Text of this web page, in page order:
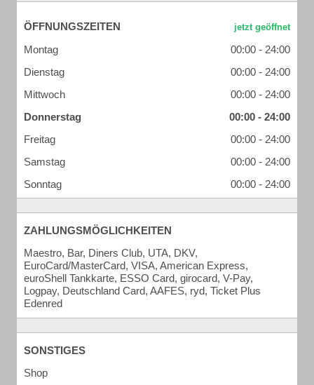
ÖFFNUNGSZEITEN
Montag
00:00 - 24:00
Dienstag
00:00 - 24:00
Mittwoch
00:00 - 24:00
Donnerstag
00:00 - 24:00
Freitag
00:00 - 24:00
Samstag
00:00 - 24:00
Sonntag
00:00 - 24:00
ZAHLUNGSMÖGLICHKEITEN
Maestro, Bar, Diners Club, UTA, DKV,
EuroCard/MasterCard, VISA, American Express,
euroShell Tankkarte, ESSO Card, girocard, V-Pay,
Logpay, Deutschland Card, AAFES, ryd, Ticket Plus
Edenred
SONSTIGES
Shop